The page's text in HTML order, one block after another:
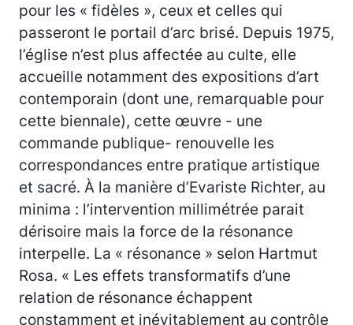
pour les « fidèles », ceux et celles qui
passeront le portail d’arc brisé. Depuis 1975,
l’église n’est plus affectée au culte, elle
accueille notamment des expositions d’art
contemporain (dont une, remarquable pour
cette biennale), cette œuvre - une
commande publique- renouvelle les
correspondances entre pratique artistique
et sacré. À la manière d’Evariste Richter, au
minima : l’intervention millimétrée parait
dérisoire mais la force de la résonance
interpelle. La « résonance » selon Hartmut
Rosa. « Les effets transformatifs d’une
relation de résonance échappent
constamment et inévitablement au contrôle